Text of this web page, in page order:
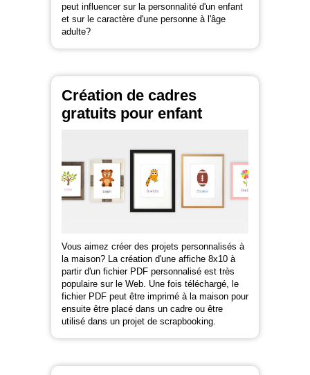
peut influencer sur la personnalité d'un enfant
et sur le caractère d'une personne à l'âge
adulte?
Création de cadres
gratuits pour enfant
Vous aimez créer des projets personnalisés à
la maison? La création d'une affiche 8x10 à
partir d'un fichier PDF personnalisé est très
populaire sur le Web. Une fois téléchargé, le
fichier PDF peut être imprimé à la maison pour
ensuite être placé dans un cadre ou être
utilisé dans un projet de scrapbooking.